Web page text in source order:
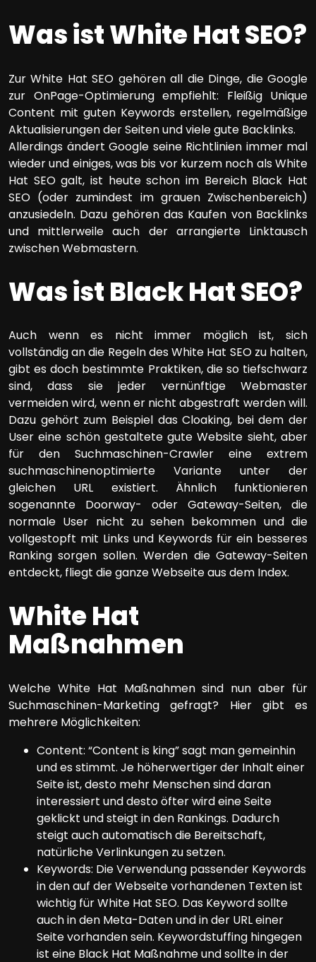
Was ist White Hat SEO?
Zur White Hat SEO gehören all die Dinge, die Google
zur OnPage-Optimierung empfiehlt: Fleißig Unique
Content mit guten Keywords erstellen, regelmäßige
Aktualisierungen der Seiten und viele gute Backlinks.
Allerdings ändert Google seine Richtlinien immer mal
wieder und einiges, was bis vor kurzem noch als White
Hat SEO galt, ist heute schon im Bereich Black Hat
SEO (oder zumindest im grauen Zwischenbereich)
anzusiedeln. Dazu gehören das Kaufen von Backlinks
und mittlerweile auch der arrangierte Linktausch
zwischen Webmastern.
Was ist Black Hat SEO?
Auch wenn es nicht immer möglich ist, sich
vollständig an die Regeln des White Hat SEO zu halten,
gibt es doch bestimmte Praktiken, die so tiefschwarz
sind, dass sie jeder vernünftige Webmaster
vermeiden wird, wenn er nicht abgestraft werden will.
Dazu gehört zum Beispiel das Cloaking, bei dem der
User eine schön gestaltete gute Website sieht, aber
für den Suchmaschinen-Crawler eine extrem
suchmaschinenoptimierte Variante unter der
gleichen URL existiert. Ähnlich funktionieren
sogenannte Doorway- oder Gateway-Seiten, die
normale User nicht zu sehen bekommen und die
vollgestopft mit Links und Keywords für ein besseres
Ranking sorgen sollen. Werden die Gateway-Seiten
entdeckt, fliegt die ganze Webseite aus dem Index.
White Hat
Maßnahmen
Welche White Hat Maßnahmen sind nun aber für
Suchmaschinen-Marketing gefragt? Hier gibt es
mehrere Möglichkeiten:
Content: “Content is king” sagt man gemeinhin
und es stimmt. Je höherwertiger der Inhalt einer
Seite ist, desto mehr Menschen sind daran
interessiert und desto öfter wird eine Seite
geklickt und steigt in den Rankings. Dadurch
steigt auch automatisch die Bereitschaft,
natürliche Verlinkungen zu setzen.
Keywords: Die Verwendung passender Keywords
in den auf der Webseite vorhandenen Texten ist
wichtig für White Hat SEO. Das Keyword sollte
auch in den Meta-Daten und in der URL einer
Seite vorhanden sein. Keywordstuffing hingegen
ist eine Black Hat Maßnahme und sollte in der